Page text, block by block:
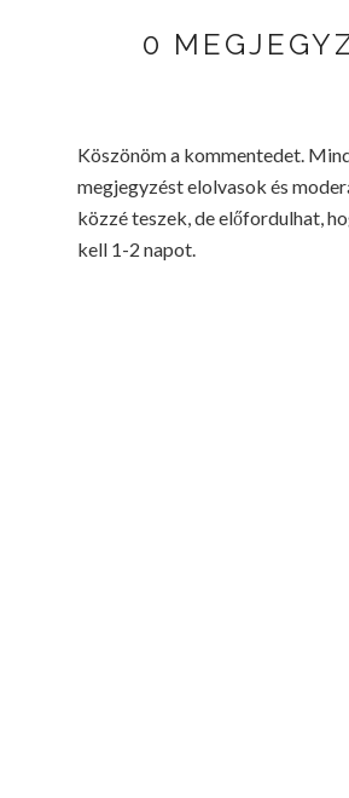
0
Köszönöm a kommentedet.
megjegyzést elolvasok és
közzé teszek, de előfordulhat,
kell 1-2 napot.